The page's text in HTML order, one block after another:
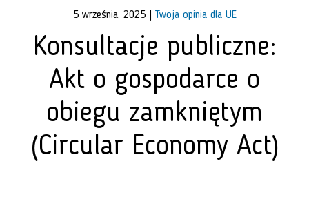
5 września, 2025 Twoja opinia dla UE
Konsultacje publiczne:
Akt o gospodarce o
obiegu zamkniętym
(Circular Economy Act)